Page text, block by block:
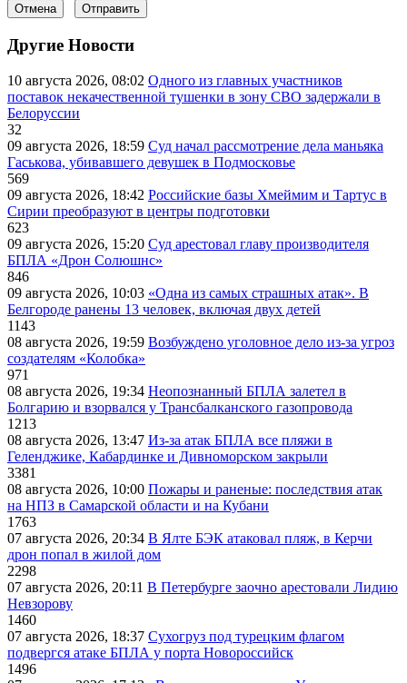
Отмена Отправить
Другие Новости
10 августа 2026, 08:02 Одного из главных участников
поставок некачественной тушенки в зону СВО задержали в
Белоруссии
32
09 августа 2026, 18:59 Суд начал рассмотрение дела маньяка
Гаськова, убивавшего девушек в Подмосковье
569
09 августа 2026, 18:42 Российские базы Хмеймим и Тартус в
Сирии преобразуют в центры подготовки
623
09 августа 2026, 15:20 Суд арестовал главу производителя
БПЛА «Дрон Солюшнс»
846
09 августа 2026, 10:03 «Одна из самых страшных атак». В
Белгороде ранены 13 человек, включая двух детей
1143
08 августа 2026, 19:59 Возбуждено уголовное дело из-за угроз
создателям «Колобка»
971
08 августа 2026, 19:34 Неопознанный БПЛА залетел в
Болгарию и взорвался у Трансбалканского газопровода
1213
08 августа 2026, 13:47 Из-за атак БПЛА все пляжи в
Геленджике, Кабардинке и Дивноморском закрыли
3381
08 августа 2026, 10:00 Пожары и раненые: последствия атак
на НПЗ в Самарской области и на Кубани
1763
07 августа 2026, 20:34 В Ялте БЭК атаковал пляж, в Керчи
дрон попал в жилой дом
2298
07 августа 2026, 20:11 В Петербурге заочно арестовали Лидию
Невзорову
1460
07 августа 2026, 18:37 Сухогруз под турецким флагом
подвергся атаке БПЛА у порта Новороссийск
1496